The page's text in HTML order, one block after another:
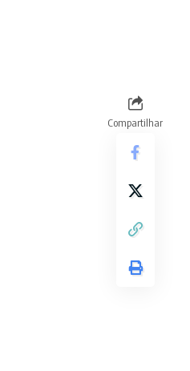
Compartilhar